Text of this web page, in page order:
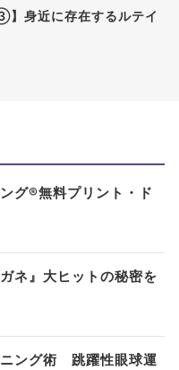
】身近に存在するルテイ
グ®無料プリント・ド
ネ』大ヒットの秘密を
ニング術 跳躍性眼球運